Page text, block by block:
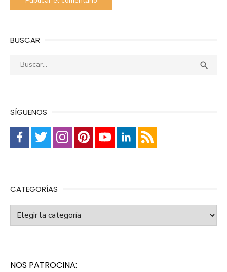
BUSCAR
Buscar: 
SÍGUENOS
CATEGORÍAS
Categorías
NOS PATROCINA: